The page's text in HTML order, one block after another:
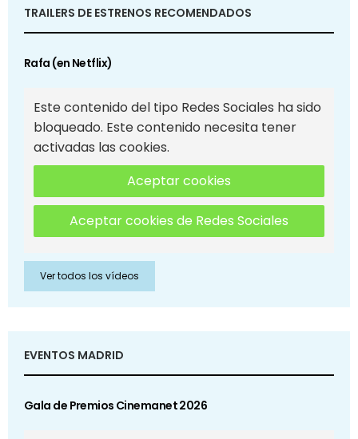
TRAILERS DE ESTRENOS RECOMENDADOS
Rafa (en Netflix)
Este contenido del tipo Redes Sociales ha sido
bloqueado. Este contenido necesita tener
activadas las cookies.
Aceptar cookies
Aceptar cookies de Redes Sociales
Ver todos los vídeos
EVENTOS MADRID
Gala de Premios Cinemanet 2026